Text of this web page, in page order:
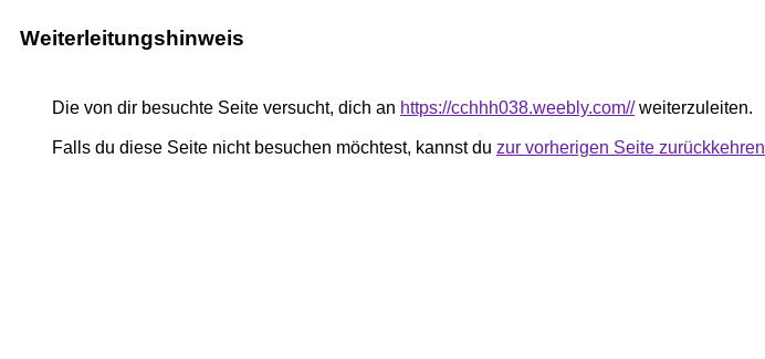
Weiterleitungshinweis
Die von dir besuchte Seite versucht, dich an https://cchhh038.weebly.com//weiterzuleiten.
Falls du diese Seite nicht besuchen möchtest, kannst du zur vorherigen Seite zurückkehren